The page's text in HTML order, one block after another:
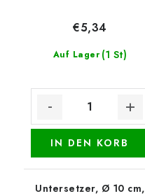
Auf Lager (1 St)
€5,34
IN DEN KORB
Untersetzer, Ø 10 cm,